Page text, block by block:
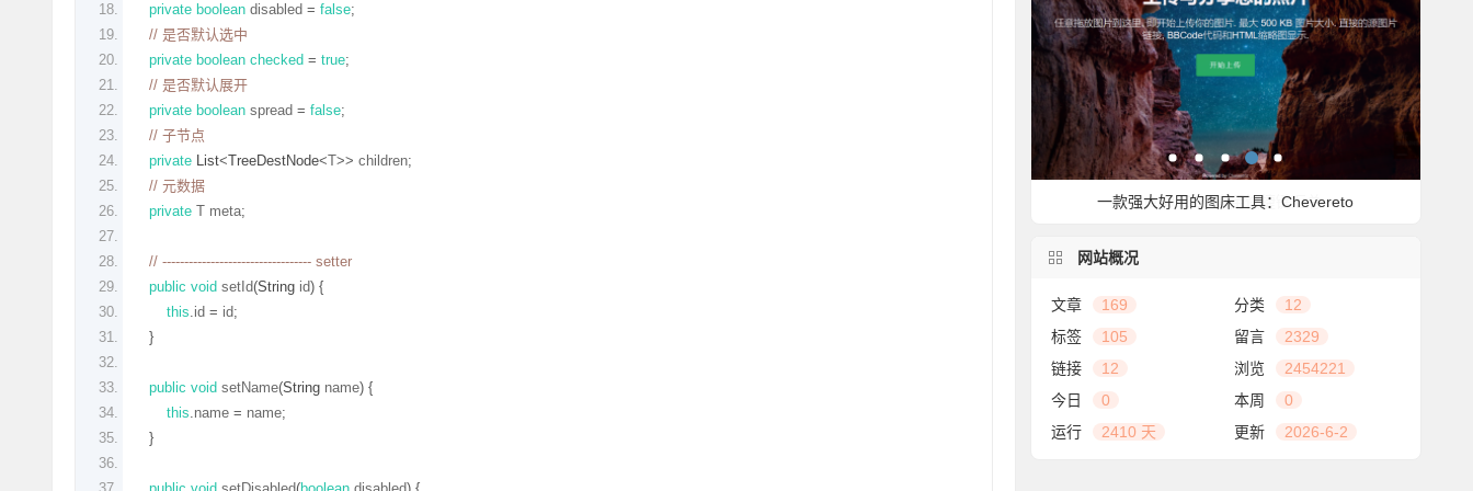
private boolean disabled = false;
// 是否默认选中
private boolean checked = true;
// 是否默认展开
private boolean spread = false;
// 子节点
private
List<TreeDestNode<T>> children;
// 元数据
private T meta;
// ---------------------------------- setter
public void setId(String id) {
this id = id;
}
public void setName(String name) {
this name = name;
}
正式版 安装版 免费版 一款强大好用的图床工具：Chevereto
网站概况
文章 169 分类
12
标签
105 留言
2329
链接
12 浏览
2454221
今日
0 本周
0
运行
2410 天 更新 2026-6-2